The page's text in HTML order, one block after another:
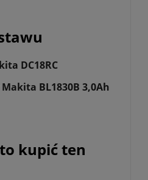
DC18RC
BL1830B 3,0Ah
kupić ten